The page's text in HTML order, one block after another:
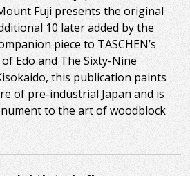
Fuji presents the original
10 later added by the
piece to TASCHEN’s
Edo and The Sixty-Nine
this publication paints
of pre-industrial Japan and is
to the art of woodblock